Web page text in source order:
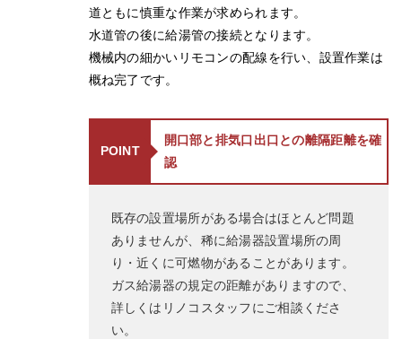
道ともに慎重な作業が求められます。
水道管の後に給湯管の接続となります。
機械内の細かいリモコンの配線を行い、設置作業は
概ね完了です。
POINT
開口部と排気口出口との離隔距離を確
認
既存の設置場所がある場合はほとんど問題
ありませんが、稀に給湯器設置場所の周
り・近くに可燃物があることがあります。
ガス給湯器の規定の距離がありますので、
詳しくはリノコスタッフにご相談くださ
い。